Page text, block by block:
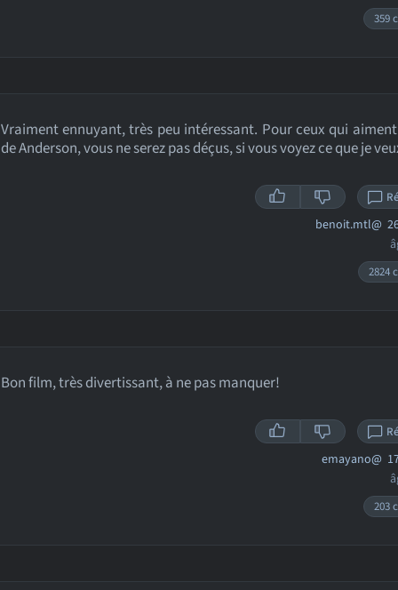
359
Vraiment ennuyant, très peu intéressant. Pour ceux qui
de Anderson, vous ne serez pas déçus, si vous voyez ce que je
benoit.mtl@
2824
Bon film, très divertissant, à ne pas manquer!
emayano@
203